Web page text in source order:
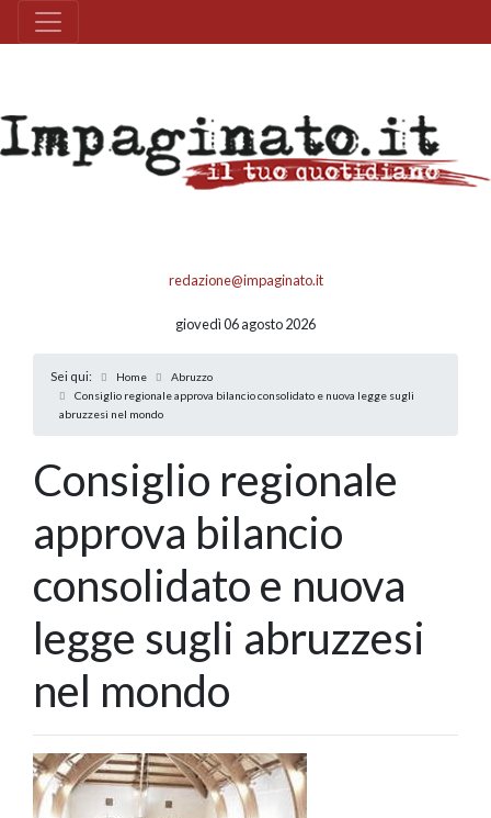
redazione@impaginato.it
giovedì 06 agosto 2026
Sei qui: Home
Abruzzo
Consiglio regionale approva bilancio consolidato e nuova legge sugli
abruzzesi nel mondo
Consiglio regionale
approva bilancio
consolidato e nuova
legge sugli abruzzesi
nel mondo